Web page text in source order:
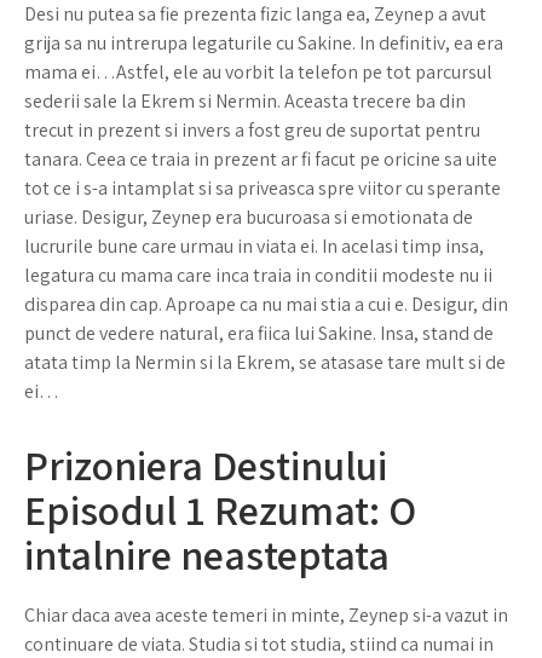
Desi nu putea sa fie prezenta fizic langa ea, Zeynep a avut
grija sa nu intrerupa legaturile cu Sakine. In definitiv, ea era
mama ei…Astfel, ele au vorbit la telefon pe tot parcursul
sederii sale la Ekrem si Nermin. Aceasta trecere ba din
trecut in prezent si invers a fost greu de suportat pentru
tanara. Ceea ce traia in prezent ar fi facut pe oricine sa uite
tot ce i s-a intamplat si sa priveasca spre viitor cu sperante
uriase. Desigur, Zeynep era bucuroasa si emotionata de
lucrurile bune care urmau in viata ei. In acelasi timp insa,
legatura cu mama care inca traia in conditii modeste nu ii
disparea din cap. Aproape ca nu mai stia a cui e. Desigur, din
punct de vedere natural, era fiica lui Sakine. Insa, stand de
atata timp la Nermin si la Ekrem, se atasase tare mult si de
ei…
Prizoniera Destinului
Episodul 1 Rezumat: O
intalnire neasteptata
Chiar daca avea aceste temeri in minte, Zeynep si-a vazut in
continuare de viata. Studia si tot studia, stiind ca numai in